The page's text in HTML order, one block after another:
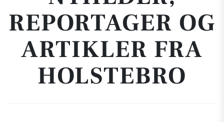
REPORTAGER OG
ARTIKLER FRA
HOLSTEBRO